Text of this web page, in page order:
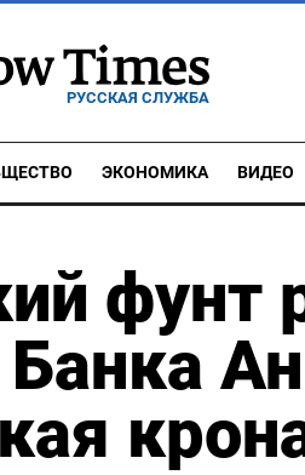
РУССКАЯ СЛУЖБА
ЭКОНОМИКА ВИДЕО
фунт